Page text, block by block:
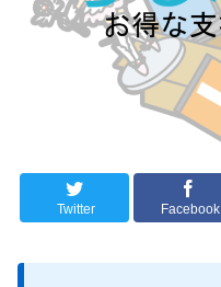
Twitter Facebook